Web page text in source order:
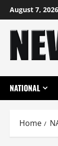
Skip
to
content
August 7, 2026
NATIONAL
Home